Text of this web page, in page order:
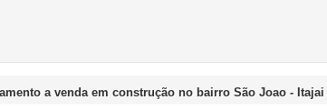
a venda em construção no bairro São Joao - Itajai